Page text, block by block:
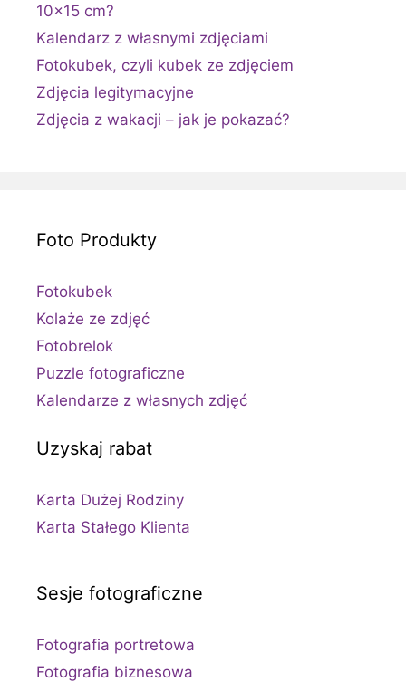
10×15 cm?
Kalendarz z własnymi zdjęciami
Fotokubek, czyli kubek ze zdjęciem
Zdjęcia legitymacyjne
Zdjęcia z wakacji – jak je pokazać?
Foto Produkty
Fotokubek
Kolaże ze zdjęć
Fotobrelok
Puzzle fotograficzne
Kalendarze z własnych zdjęć
Uzyskaj rabat
Karta Dużej Rodziny
Karta Stałego Klienta
Sesje fotograficzne
Fotografia portretowa
Fotografia biznesowa